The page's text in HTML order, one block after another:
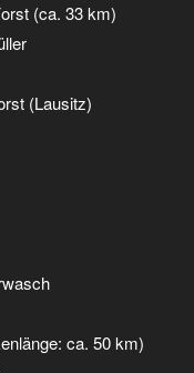
(ca. 33 km)
(Lausitz)
ca. 50 km)